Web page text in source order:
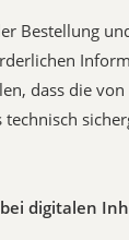
Bestellung
dass die
technisch
digitalen